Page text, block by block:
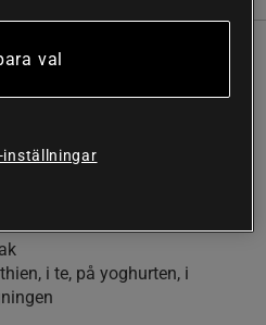
tider använts som krydda och
smoothies, yoghurt och
i te, på yoghurten, i
val
inställningar